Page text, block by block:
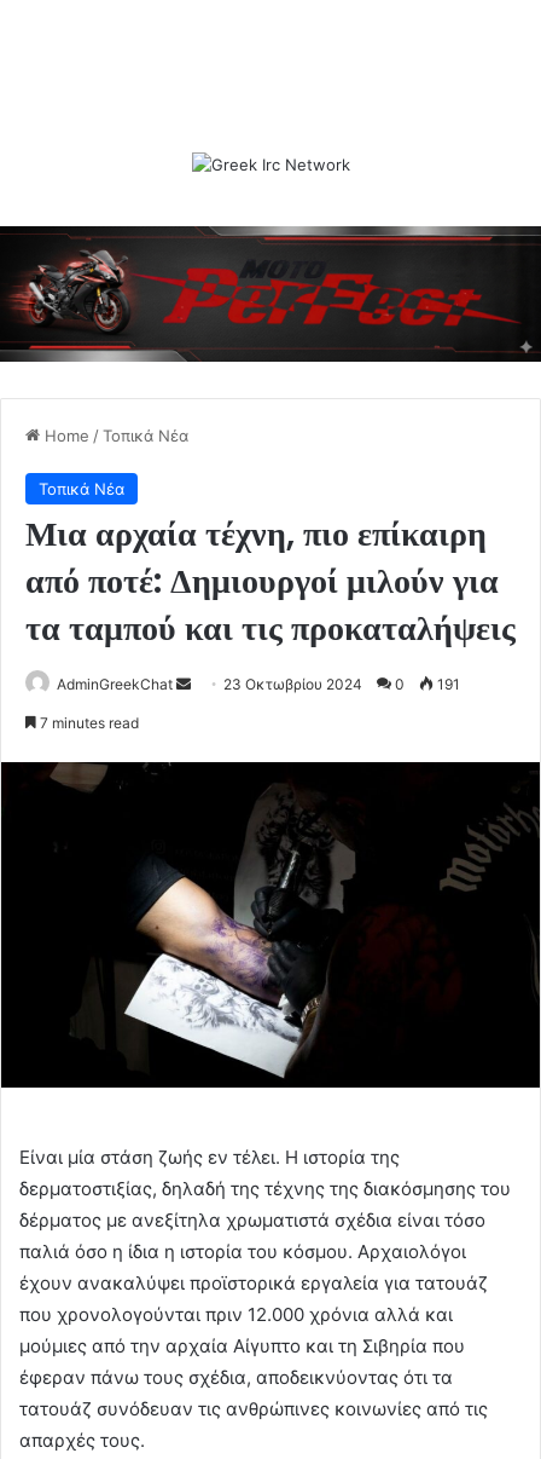
Home /Τοπικά Νέα
Τοπικά Νέα
Μια αρχαία τέχνη, πιο επίκαιρη
από ποτέ: Δημιουργοί μιλούν για
τα ταμπού και τις προκαταλήψεις
AdminGreekChat
Send 23 Οκτωβρίου 2024 0 191
7 minutes read
Είναι μία στάση ζωής εν τέλει. Η ιστορία της
δερματοστιξίας, δηλαδή της τέχνης της διακόσμησης του
δέρματος με ανεξίτηλα χρωματιστά σχέδια είναι τόσο
παλιά όσο η ίδια η ιστορία του κόσμου. Αρχαιολόγοι
έχουν ανακαλύψει προϊστορικά εργαλεία για τατουάζ
που χρονολογούνται πριν 12.000 χρόνια αλλά και
μούμιες από την αρχαία Αίγυπτο και τη Σιβηρία που
έφεραν πάνω τους σχέδια, αποδεικνύοντας ότι τα
τατουάζ συνόδευαν τις ανθρώπινες κοινωνίες από τις
απαρχές τους.